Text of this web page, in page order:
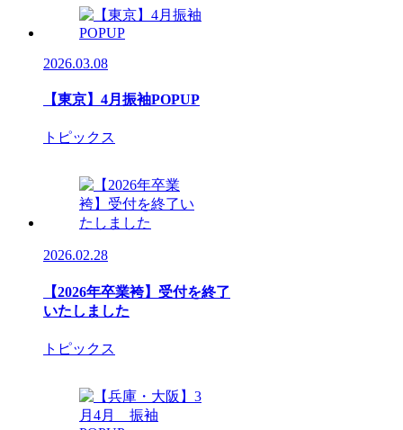
2026.03.08
【東京】4月振袖POPUP
トピックス
2026.02.28
【2026年卒業袴】受付を終了
いたしました
トピックス